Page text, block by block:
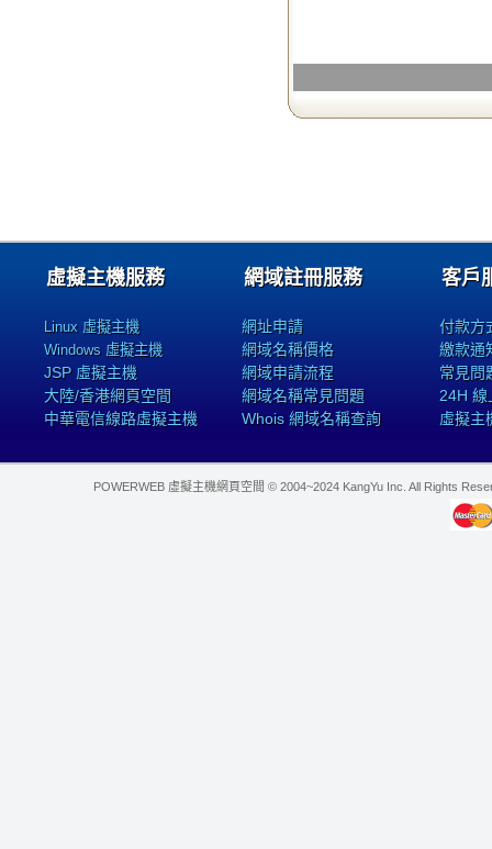
虛擬主機服務
Linux 虛擬主機
Windows 虛擬主機
JSP 虛擬主機
大陸/香港網頁空間
中華電信線路虛擬主機
網域註冊服務
網址申請
網域名稱價格
網域申請流程
網域名稱常見問題
Whois 網域名稱查詢
客戶
付款方
繳款通
常見問
24H 線
虛擬主
POWERWEB 虛擬主機網頁空間 © 2004~2024 KangYu Inc. All Rights